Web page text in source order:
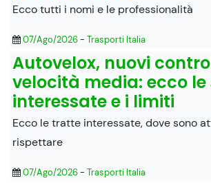
Ecco tutti i nomi e le professionalità
07/Ago/2026- Trasporti Italia
Autovelox, nuovi
velocità media: ecco
interessate e i limiti
Ecco le tratte interessate, dove sono
rispettare
07/Ago/2026- Trasporti Italia